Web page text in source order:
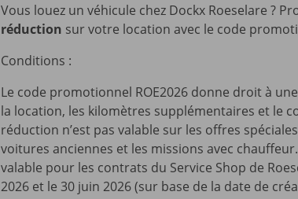
Vous louez un véhicule chez Dockx Roeselare ?
réduction sur votre location avec le code
Conditions :
Le code promotionnel ROE2026 donne droit à
la location, les kilomètres supplémentaires et le
réduction n’est pas valable sur les offres
voitures anciennes et les missions avec
valable pour les contrats du Service Shop de
2026 et le 30 juin 2026 (sur base de la date de